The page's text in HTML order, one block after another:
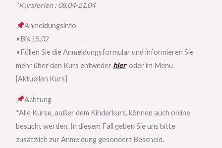
*Kursferien : 08.04-21.04
Anmeldungsinfo
•Bis 15.02
•Füllen Sie die Anmeldungsformular und informieren Sie
mehr über den Kurs entweder hieroder im Menu
[Aktuellen Kurs]
Achtung
*Alle Kurse, außer dem Kinderkurs, können auch online
besucht werden. In diesem Fall geben Sie uns bitte
zusätzlich zur Anmeldung gesondert Bescheid.